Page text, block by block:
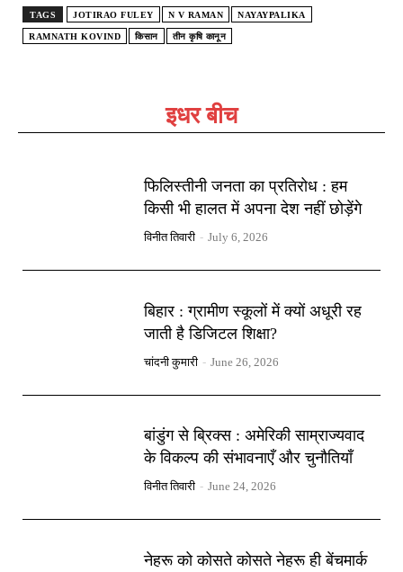
इधर बीच
फिलिस्तीनी जनता का प्रतिरोध : हम
किसी भी हालत में अपना देश नहीं छोड़ेंगे
विनीत तिवारी - July 6, 2026
बिहार : ग्रामीण स्कूलों में क्यों अधूरी रह
जाती है डिजिटल शिक्षा?
चांदनी कुमारी - June 26, 2026
बांडुंग से ब्रिक्स : अमेरिकी साम्राज्यवाद
के विकल्प की संभावनाएँ और चुनौतियाँ
विनीत तिवारी - June 24, 2026
नेहरू को कोसते कोसते नेहरू ही बेंचमार्क
TAGS JOTIRAO FULEY N V RAMAN NAYAYPALIKA
RAMNATH KOVIND किसान तीन कृषि कानून